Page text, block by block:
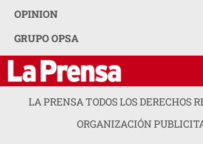
OPINION
GRUPO OPSA
LA PRENSA TODOS LOS DERECHOS
ORGANIZACIÓN